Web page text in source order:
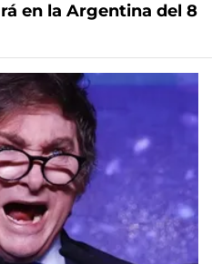
en la Argentina del 8